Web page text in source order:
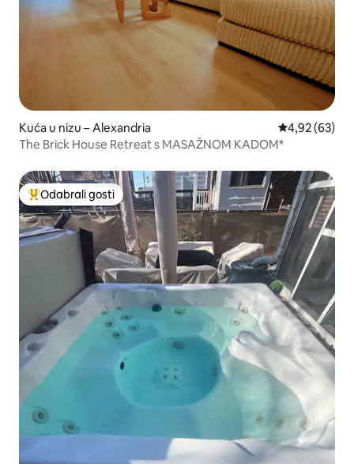
Kuća u nizu – Alexandria Prosječna
4,92 (63)
The Brick House Retreat s MASAŽNOM KADOM*
Među najviše rangiranima s oznakom „Odabrali gosti”
Odabrali gosti